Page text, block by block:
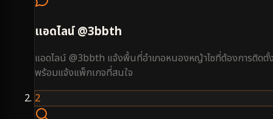
แอดไลน์ @3bbth
แอดไลน์ @3bbth แจ้งพื้นที่อำเภอหนองหญ้าไซที่ต้องการติดตั้
พร้อมแจ้งแพ็กเกจที่สนใจ
2